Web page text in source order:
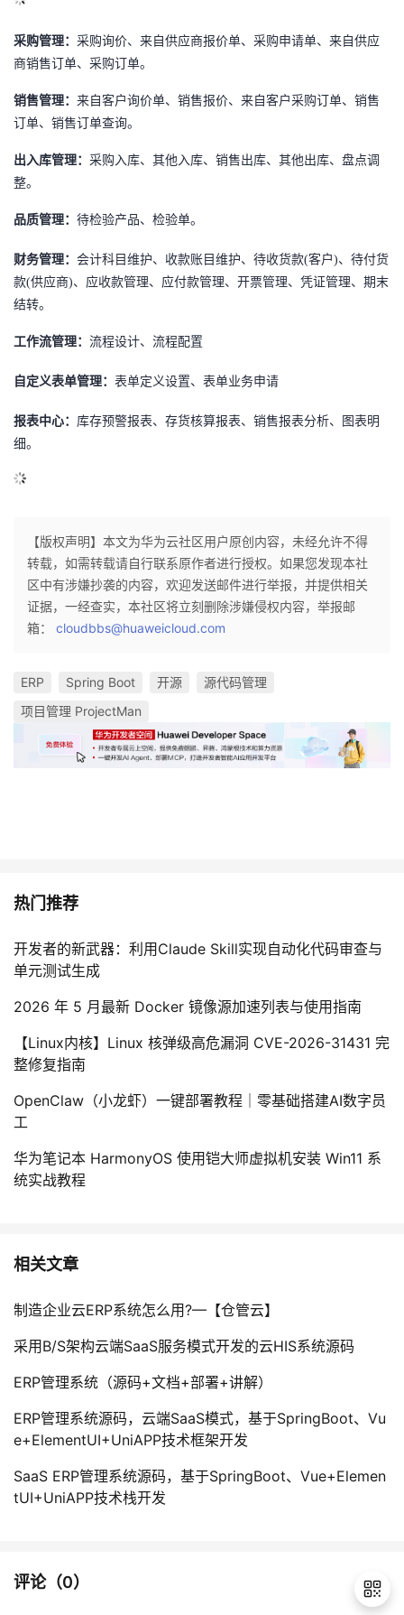
藏
采购管理： 采购询价、来自供应商报价单、采购申请单、来自供应
商销售订单、采购订单。
销售管理： 来自客户询价单、销售报价、来自客户采购订单、销售
订单、 销售订单查询。
出入库管理： 采购入库、其他入库、销售出库、其他出库、盘点调
整。
品质管理： 待检验产品、检验单。
财务管理： 会计科目维护、收款账目维护、待收货款(客户)、待付货
款(供应商)、应收款管理、应付款管理、开票管理、凭证管理、 期末
结转。
工作流管理： 流程设计、流程配置
自定义表单管理： 表单定义设置、表单业务申请
报表中心： 库存预警报表、存货核算报表、销售报表分析、图表明
细。
【版权声明】本文为华为云社区用户原创内容，未经允许不得
转载，如需转载请自行联系原作者进行授权。如果您发现本社
区中有涉嫌抄袭的内容，欢迎发送邮件进行举报，并提供相关
证据，一经查实，本社区将立刻删除涉嫌侵权内容，举报邮
箱： cloudbbs@huaweicloud.com
ERP Spring Boot 开源
源代码管理
项目管理 ProjectMan
热门推荐
开发者的新武器：利用Claude Skill实现自动化代码审查与
单元测试生成
2026 年 5 月最新 Docker 镜像源加速列表与使用指南
【Linux内核】Linux 核弹级高危漏洞 CVE-2026-31431 完
整修复指南
OpenClaw（小龙虾）一键部署教程｜零基础搭建AI数字员
工
华为笔记本 HarmonyOS 使用铠大师虚拟机安装 Win11 系
统实战教程
相关文章
制造企业云ERP系统怎么用?—【仓管云】
采用B/S架构云端SaaS服务模式开发的云HIS系统源码
ERP管理系统（源码+文档+部署+讲解）
ERP管理系统源码，云端SaaS模式，基于SpringBoot、Vu
e+ElementUI+UniAPP技术框架开发
SaaS ERP管理系统源码，基于SpringBoot、Vue+Elemen
tUI+UniAPP技术栈开发
评论（0）